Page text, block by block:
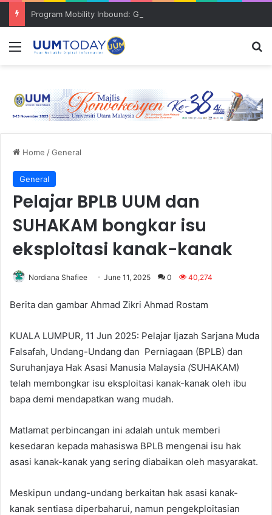
Menu
Home /General
General
Pelajar BPLB UUM dan
SUHAKAM bongkar isu
eksploitasi kanak-kanak
Nordiana Shafiee June 11, 2025 0 40,274
Berita dan gambar Ahmad Zikri Ahmad Rostam
KUALA LUMPUR, 11 Jun 2025: Pelajar Ijazah Sarjana Muda
Falsafah, Undang-Undang dan Perniagaan (BPLB) dan
Suruhanjaya Hak Asasi Manusia Malaysia (SUHAKAM)
telah membongkar isu eksploitasi kanak-kanak oleh ibu
bapa demi mendapatkan wang mudah.
Matlamat perbincangan ini adalah untuk memberi
kesedaran kepada mahasiswa BPLB mengenai isu hak
asasi kanak-kanak yang sering diabaikan oleh masyarakat.
Meskipun undang-undang berkaitan hak asasi kanak-
kanak sentiasa diperbaharui, namun pengekploitasian